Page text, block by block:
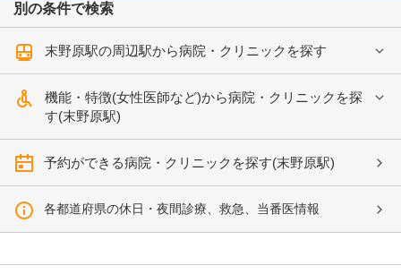
別の条件で検索
末野原駅の周辺駅から病院・クリニックを探す
機能・特徴(女性医師など)から病院・クリニックを探
す(末野原駅)
予約ができる病院・クリニックを探す(末野原駅)
各都道府県の休日・夜間診療、救急、当番医情報